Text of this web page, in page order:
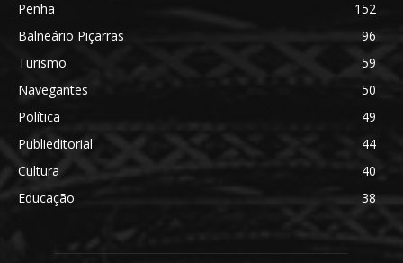
Penha
152
Balneário Piçarras
96
Turismo
59
Navegantes
50
Política
49
Publieditorial
44
Cultura
40
Educação
38